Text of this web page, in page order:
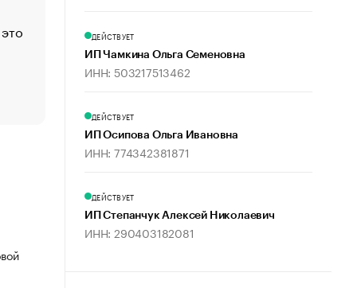
Стресс обеспеченных людей: почему рост доходов
Что обвинения против Павла Дурова значат для
ДЕЙСТВУЕТ
ИП Чамкина Ольга Семеновна
ИНН: 503217513462
ДЕЙСТВУЕТ
ИП Осипова Ольга Ивановна
ИНН: 774342381871
ДЕЙСТВУЕТ
ИП Степанчук Алексей Николаевич
ИНН: 290403182081